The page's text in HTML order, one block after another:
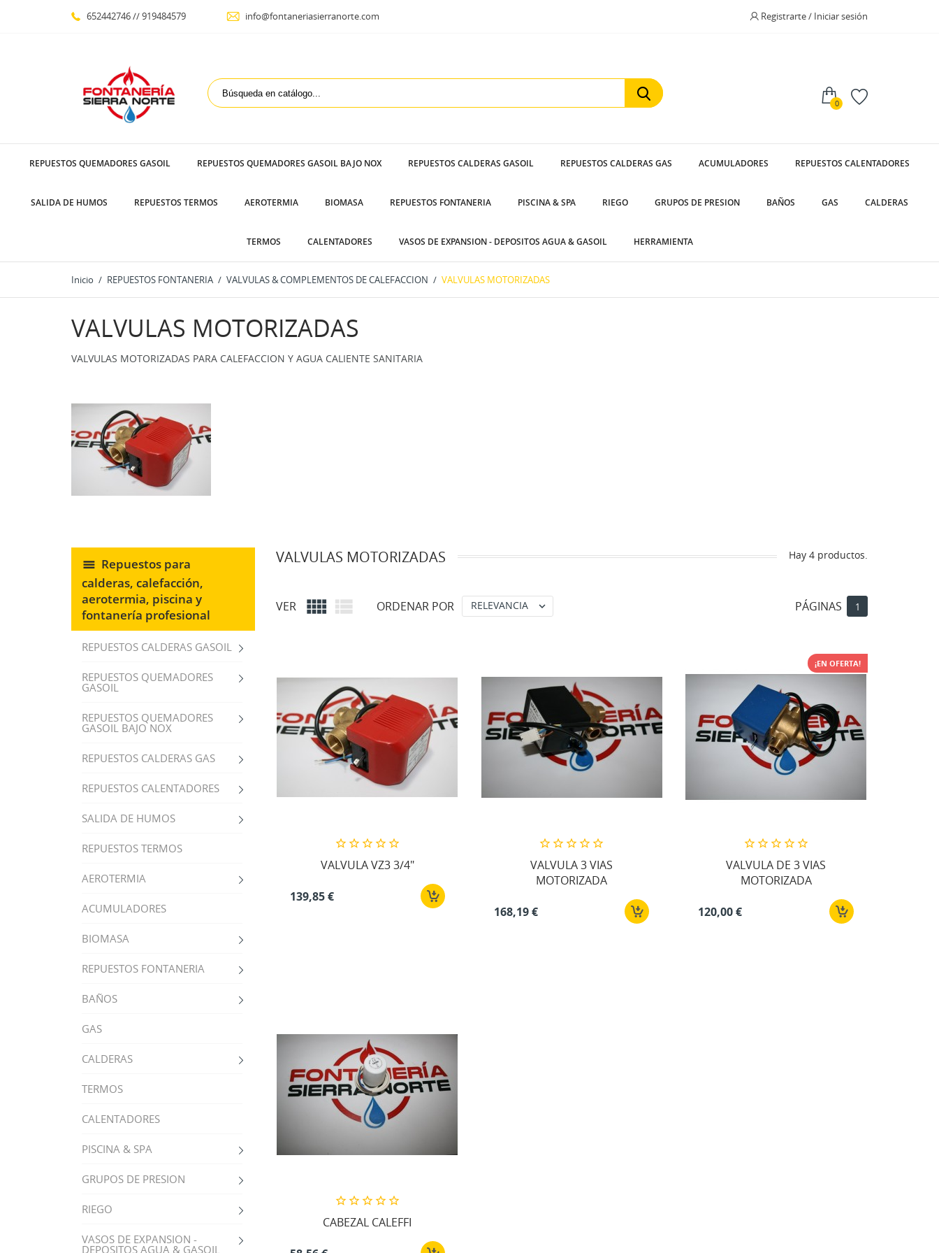
652442746 // 919484579 info@fontaneriasierranorte.com Registrarte / Iniciar sesión
0
REPUESTOS QUEMADORES GASOIL REPUESTOS QUEMADORES GASOIL BAJO NOX REPUESTOS CALDERAS GASOIL REPUESTOS CALDERAS GAS ACUMULADORES REPUESTOS CALENTADORES
SALIDA DE HUMOS REPUESTOS TERMOS AEROTERMIA BIOMASA REPUESTOS FONTANERIA PISCINA & SPA RIEGO GRUPOS DE PRESION BAÑOS GAS CALDERAS
TERMOS CALENTADORES VASOS DE EXPANSION - DEPOSITOS AGUA & GASOIL HERRAMIENTA
Inicio REPUESTOS FONTANERIA VALVULAS & COMPLEMENTOS DE CALEFACCION VALVULAS MOTORIZADAS
VALVULAS MOTORIZADAS
VALVULAS MOTORIZADAS PARA CALEFACCION Y AGUA CALIENTE SANITARIA
Repuestos para
calderas, calefacción,
aerotermia, piscina y
fontanería profesional
REPUESTOS CALDERAS GASOIL
REPUESTOS QUEMADORES
GASOIL
REPUESTOS QUEMADORES
GASOIL BAJO NOX
REPUESTOS CALDERAS GAS
REPUESTOS CALENTADORES
SALIDA DE HUMOS
REPUESTOS TERMOS
AEROTERMIA
ACUMULADORES
BIOMASA
REPUESTOS FONTANERIA
BAÑOS
GAS
CALDERAS
TERMOS
CALENTADORES
PISCINA & SPA
GRUPOS DE PRESION
RIEGO
VASOS DE EXPANSION -
DEPOSITOS AGUA & GASOIL
VALVULAS MOTORIZADAS Hay 4 productos.
VER   ORDENAR POR RELEVANCIA  PÁGINAS 1
VALVULA VZ3 3/4"
139,85 €
VALVULA 3 VIAS
MOTORIZADA
168,19 €
¡EN OFERTA!
VALVULA DE 3 VIAS
MOTORIZADA
120,00 €
CABEZAL CALEFFI